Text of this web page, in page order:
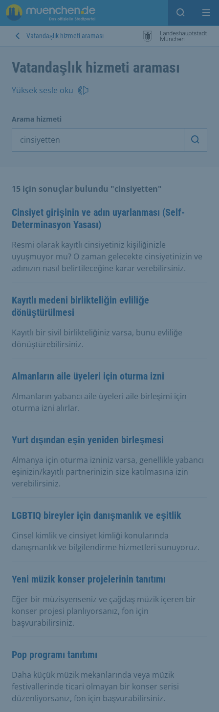
Open
Vatandaşlık hizmeti araması
Vatandaşlık hizmeti araması
Yüksek sesle oku
Arama hizmeti
15 için sonuçlar bulundu "cinsiyetten"
Cinsiyet girişinin ve adın uyarlanması (Self-
Determinasyon Yasası)
Resmi olarak kayıtlı cinsiyetiniz kişiliğinizle
uyuşmuyor mu? O zaman gelecekte cinsiyetinizin ve
adınızın nasıl belirtileceğine karar verebilirsiniz.
Kayıtlı medeni birlikteliğin evliliğe
dönüştürülmesi
Kayıtlı bir sivil birlikteliğiniz varsa, bunu evliliğe
dönüştürebilirsiniz.
Almanların aile üyeleri için oturma izni
Almanların yabancı aile üyeleri aile birleşimi için
oturma izni alırlar.
Yurt dışından eşin yeniden birleşmesi
Almanya için oturma izniniz varsa, genellikle yabancı
eşinizin/kayıtlı partnerinizin size katılmasına izin
verebilirsiniz.
LGBTIQ bireyler için danışmanlık ve eşitlik
Cinsel kimlik ve cinsiyet kimliği konularında
danışmanlık ve bilgilendirme hizmetleri sunuyoruz.
Yeni müzik konser projelerinin tanıtımı
Eğer bir müzisyenseniz ve çağdaş müzik içeren bir
konser projesi planlıyorsanız, fon için
başvurabilirsiniz.
Pop programı tanıtımı
Daha küçük müzik mekanlarında veya müzik
festivallerinde ticari olmayan bir konser serisi
düzenliyorsanız, fon için başvurabilirsiniz.